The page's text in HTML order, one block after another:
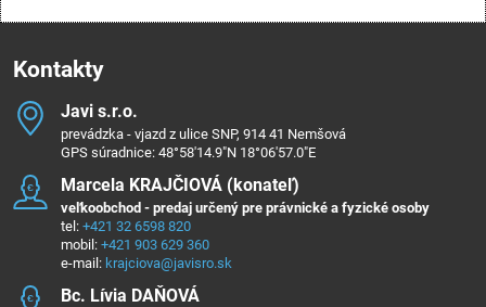
Kontakty
Javi s​.r​.o​.
prevádzka - vjazd z ulice SNP, 914 41 Nemšová
GPS súradnice: 48°58'14.9"N 18°06'57.0"E
Marcela KRAJČIOVÁ (konateľ)
veľkoobchod - predaj určený pre právnické a fyzické osoby
tel: +421 32 6598 820
mobil: +421 903 629 360
e-mail: krajciova@javisro.sk
Bc​. Lívia DAŇOVÁ